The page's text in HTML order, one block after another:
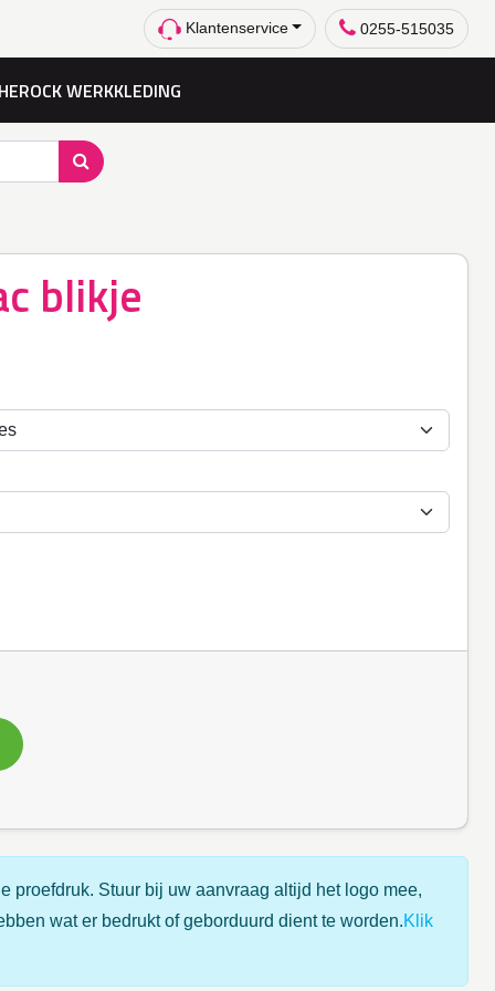
Klantenservice 0255-515035
WERKKLEDING
blikje
proefdruk. Stuur bij uw aanvraag altijd het logo mee,
wat er bedrukt of geborduurd dient te worden.Klik